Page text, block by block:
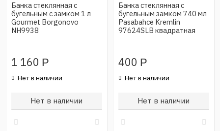
Банка стеклянная с
бугельным с замком 1 л
Gourmet Borgonovo
NH9938
1 160 Р
Нет в наличии
Нет в наличии
Банка стеклянная с
бугельным замком 740 мл
Pasabahce Kremlin
97624SLB квадратная
400 Р
Нет в наличии
Нет в наличии